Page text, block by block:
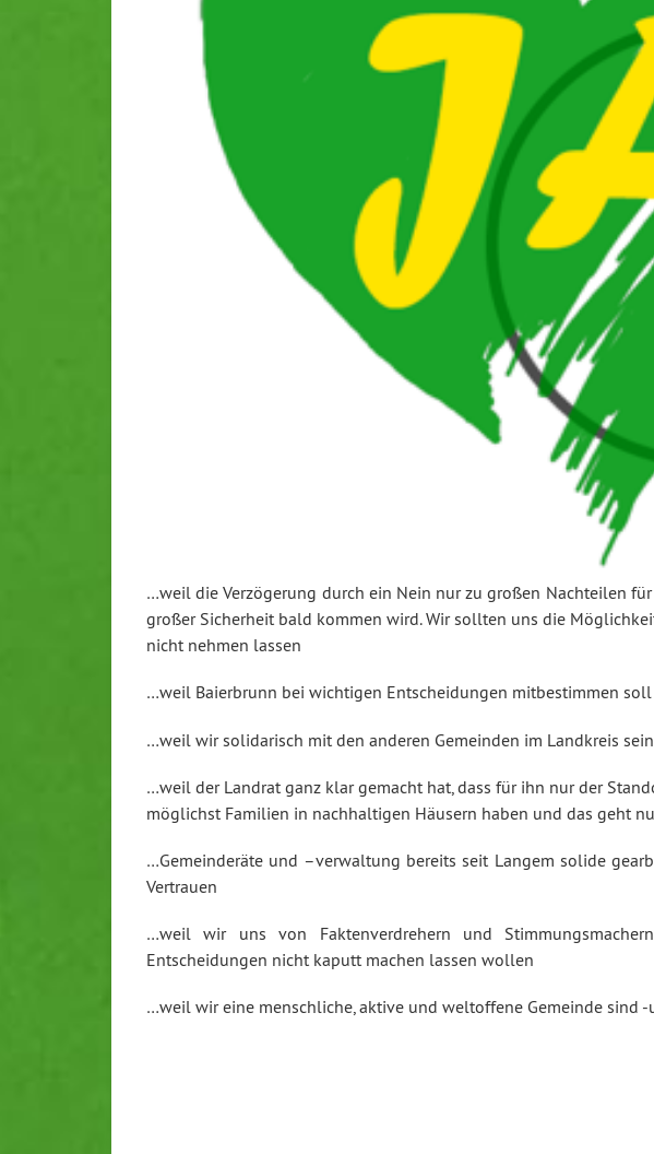
…weil die Verzögerung durch ein Nein nur zu großen Nachteilen
großer Sicherheit bald kommen wird. Wir sollten uns die
nicht nehmen lassen
…weil Baierbrunn bei wichtigen Entscheidungen mitbestimmen soll
…weil wir solidarisch mit den anderen Gemeinden im Landkreis
…weil der Landrat ganz klar gemacht hat, dass für ihn nur der
möglichst Familien in nachhaltigen Häusern haben und das geht
…Gemeinderäte und –verwaltung bereits seit Langem solide
Vertrauen
…weil wir uns von Faktenverdrehern und
Entscheidungen nicht kaputt machen lassen wollen
…weil wir eine menschliche, aktive und weltoffene Gemeinde sind